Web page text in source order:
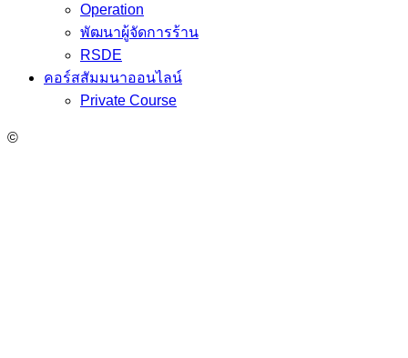
Operation
พัฒนาผู้จัดการร้าน
RSDE
คอร์สสัมมนาออนไลน์
Private Course
©